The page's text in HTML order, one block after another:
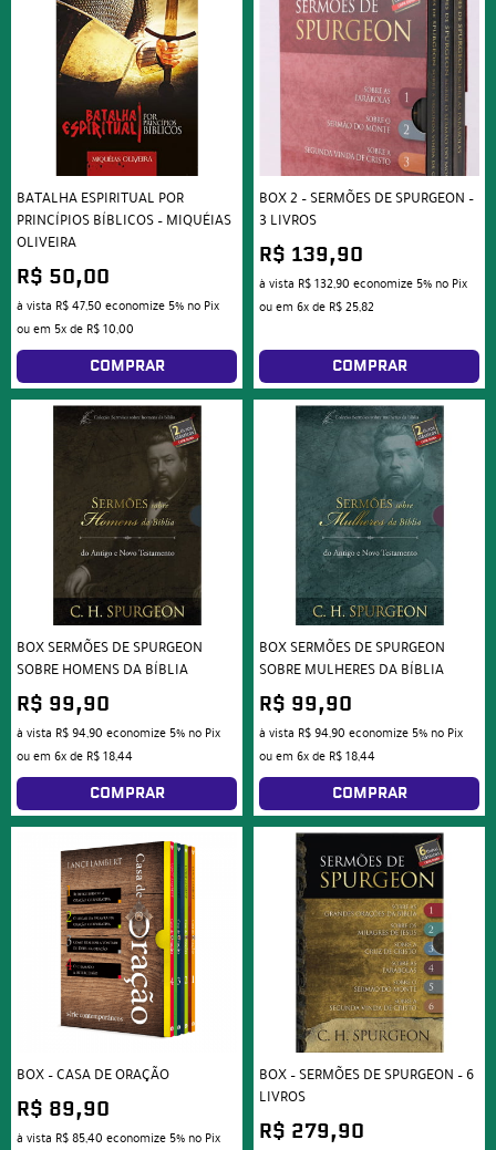
BATALHA ESPIRITUAL POR
PRINCÍPIOS BÍBLICOS – MIQUÉIAS
OLIVEIRA
R$ 50,00
à vista R$ 47,50 economize 5% no Pix
ou em 5xde R$ 10,00
COMPRAR
BOX 2 – SERMÕES DE SPURGEON –
3 LIVROS
R$ 139,90
à vista R$ 132,90 economize 5% no Pix
ou em 6xde R$ 25,82
COMPRAR
BOX SERMÕES DE SPURGEON
SOBRE HOMENS DA BÍBLIA
R$ 99,90
à vista R$ 94,90 economize 5% no Pix
ou em 6xde R$ 18,44
COMPRAR
BOX SERMÕES DE SPURGEON
SOBRE MULHERES DA BÍBLIA
R$ 99,90
à vista R$ 94,90 economize 5% no Pix
ou em 6xde R$ 18,44
COMPRAR
BOX – CASA DE ORAÇÃO
R$ 89,90
à vista R$ 85,40 economize 5% no Pix
BOX – SERMÕES DE SPURGEON – 6
LIVROS
R$ 279,90